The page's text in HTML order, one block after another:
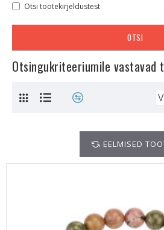
Otsi tootekirjeldustest
OTSI
Otsingukriteeriumile vastavad
EELMISED